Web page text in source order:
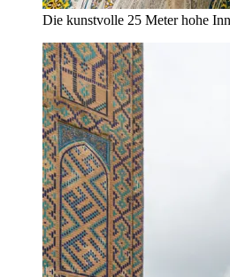
Die kunstvolle 25 Meter hohe